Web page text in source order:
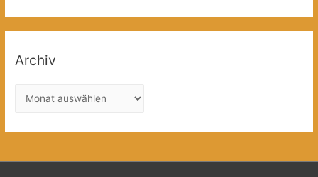
Archiv
c